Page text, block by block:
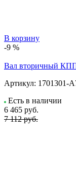
В корзину
-9 %
Вал вторичный
Артикул: 1701301-
Есть в наличии
6 465 руб.
7 112 руб.